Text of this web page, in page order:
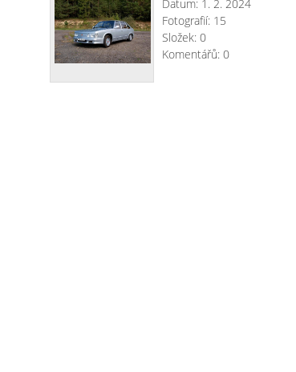
Datum: 1. 2. 2024
Fotografií: 15
Složek: 0
Komentářů: 0